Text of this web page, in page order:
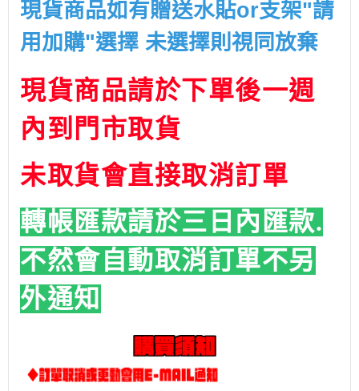
現貨商品如有贈送水貼or支架"請
用加購"選擇 未選擇則視同放棄
現貨商品請於下單後一週
內到門市取貨
未取貨會直接取消訂單
轉帳匯款請於三日內匯款.
不然會自動取消訂單不另
外通知